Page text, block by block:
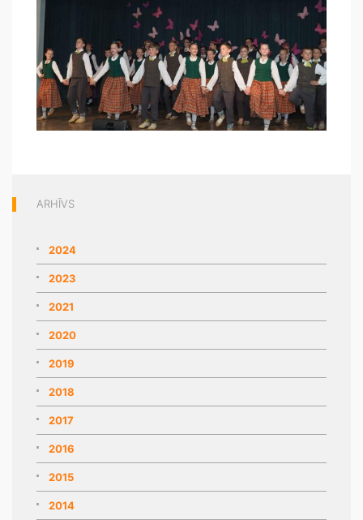
ARHĪVS
2024
2023
2021
2020
2019
2018
2017
2016
2015
2014